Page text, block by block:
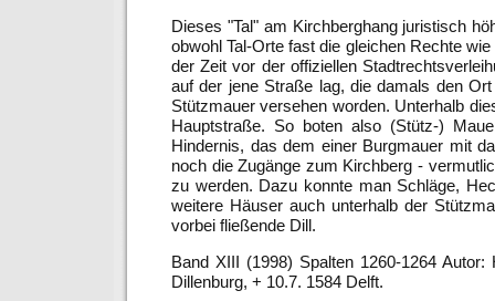
Dieses "Tal" am Kirchberghang juristisch
obwohl Tal-Orte fast die gleichen Rechte
der Zeit vor der offiziellen
auf der jene Straße lag, die damals den
Stützmauer versehen worden. Unterhalb
Hauptstraße. So boten also (Stütz-)
Hindernis, das dem einer Burgmauer mit
noch die Zugänge zum Kirchberg -
zu werden. Dazu konnte man Schläge,
weitere Häuser auch unterhalb der
vorbei fließende Dill.
Band XIII (1998) Spalten 1260-1264
Dillenburg, + 10.7. 1584 Delft.